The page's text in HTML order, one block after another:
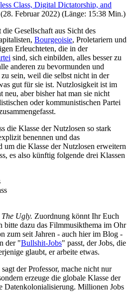
Class, Digital Dictatorship, and
(28. Februar 2022) (Länge: 15:38 Min.)
Gesellschaft aus Sicht des
Bourgeoisie, Proletariern und
Erleuchteten, die in der
sind, sich einbilden, alles besser zu
anderen zu bevormunden und
sein, weil die selbst nicht in der
gut für sie ist. Nutzlosigkeit ist im
neu, aber bisher hat man sie nicht
oder kommunistischen Partei
die Klasse der Nutzlosen so stark
benennen und das
um die Klasse der Nutzlosen erweitern
es also künftig folgende drei Klassen
Ugly. Zuordnung könnt Ihr Euch
bitte dazu das Film­musik­thema im Ohr
zum seit Jahren - auch hier im Blog -
der "Bullshit-Jobs" passt, der Jobs, die
glaubt, er arbeite etwas.
der Professor, mache nicht nur
erzeuge die globale Klasse der
Daten­kolonialisierung. Millionen Jobs